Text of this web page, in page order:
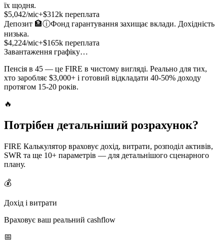
їх щодня.
$5,042/міс+$312k переплата
Депозит 🏦ⓘФонд гарантування захищає вклади. Дохідність
низька.
$4,224/міс+$165k переплата
Завантаження графіку…
Пенсія в 45 — це FIRE в чистому вигляді. Реально для тих,
хто заробляє $3,000+ і готовий відкладати 40-50% доходу
протягом 15-20 років.
🔥
Потрібен детальніший розрахунок?
FIRE Калькулятор враховує дохід, витрати, розподіл активів,
SWR та ще 10+ параметрів — для детальнішого сценарного
плану.
💰
Дохід і витрати
Враховує ваш реальний cashflow
📅